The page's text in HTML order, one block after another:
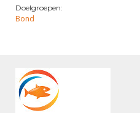
Promotie en logo
Doelgroepen:
Bond